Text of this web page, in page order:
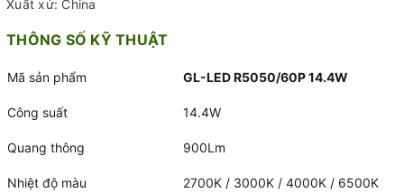
Xuất xứ: China
THÔNG SỐ KỸ THUẬT
Mã sản phẩm GL-LED R5050/60P 14.4W
Công suất 14.4W
Quang thông 900Lm
Nhiệt độ màu 2700K / 3000K / 4000K / 6500K